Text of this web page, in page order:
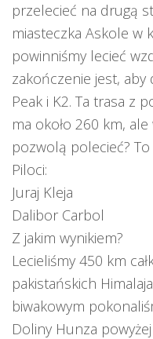
przelecieć na drugą
miasteczka Askole w
powinniśmy lecieć
zakończenie jest, aby
Peak i K2. Ta trasa z
ma około 260 km,
pozwolą polecieć?
Piloci:
Juraj Kleja
Dalibor Carbol
Z jakim wynikiem?
Lecieliśmy 450 km
pakistańskich
biwakowym
Doliny Hunza